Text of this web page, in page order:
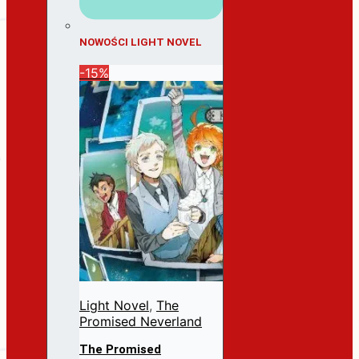
NOWOŚCI LIGHT NOVEL
-15%
Light Novel, The
Promised Neverland
The Promised